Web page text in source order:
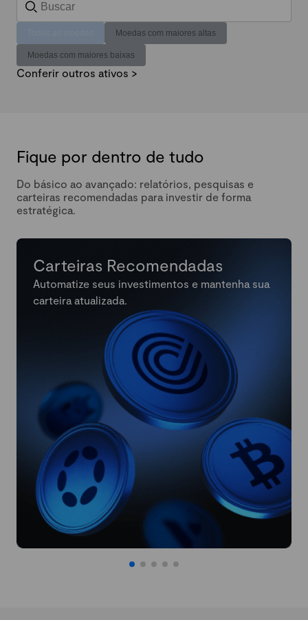
Moedas com maiores altas
Moedas com maiores baixas
Conferir outros ativos >
Fique por dentro de tudo
Do básico ao avançado: relatórios, pesquisas e
carteiras recomendadas para investir de forma
estratégica.
Carteiras Recomendadas
Automatize seus investimentos e mantenha sua
carteira atualizada.